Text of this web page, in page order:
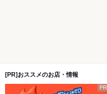
[PR]おススメのお店・情報
PR